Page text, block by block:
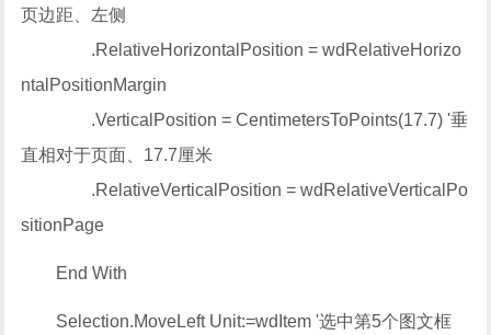
页边距、左侧
.RelativeHorizontalPosition = wdRelativeHorizo
ntalPositionMargin
.VerticalPosition = CentimetersToPoints(17.7) '垂
直相对于页面、17.7厘米
.RelativeVerticalPosition = wdRelativeVerticalPo
sitionPage
End With
Selection.MoveLeft Unit:=wdItem '选中第5个图文框